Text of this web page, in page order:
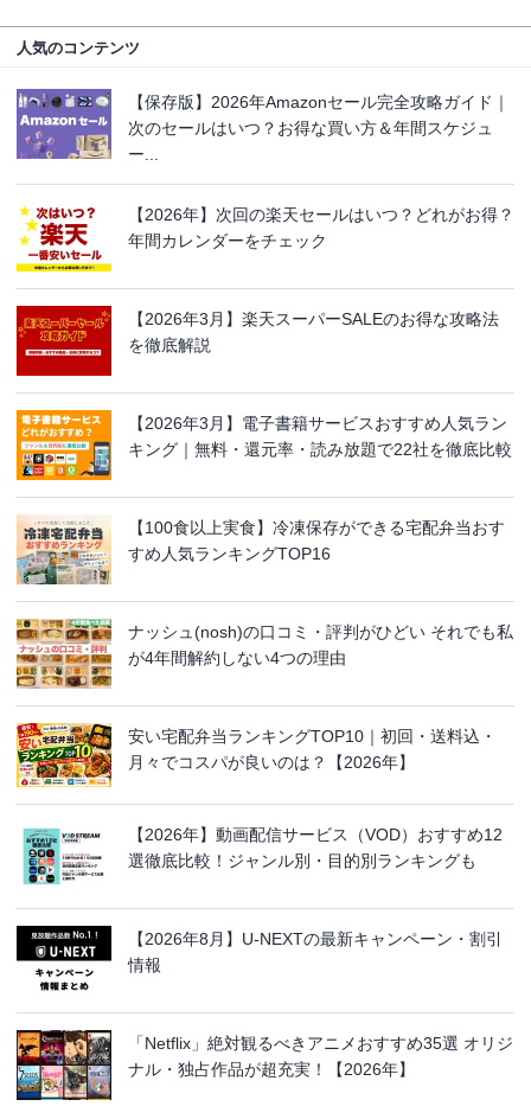
人気のコンテンツ
【保存版】2026年Amazonセール完全攻略ガイド｜
次のセールはいつ？お得な買い方＆年間スケジュ
ー...
【2026年】次回の楽天セールはいつ？どれがお得？
年間カレンダーをチェック
【2026年3月】楽天スーパーSALEのお得な攻略法
を徹底解説
【2026年3月】電子書籍サービスおすすめ人気ラン
キング｜無料・還元率・読み放題で22社を徹底比較
【100食以上実食】冷凍保存ができる宅配弁当おす
すめ人気ランキングTOP16
ナッシュ(nosh)の口コミ・評判がひどい それでも私
が4年間解約しない4つの理由
安い宅配弁当ランキングTOP10｜初回・送料込・
月々でコスパが良いのは？【2026年】
【2026年】動画配信サービス（VOD）おすすめ12
選徹底比較！ジャンル別・目的別ランキングも
【2026年8月】U-NEXTの最新キャンペーン・割引
情報
「Netflix」絶対観るべきアニメおすすめ35選 オリジ
ナル・独占作品が超充実！【2026年】